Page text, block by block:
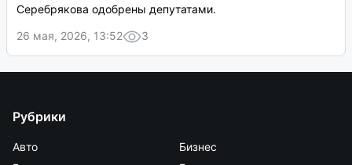
Серебрякова одобрены депутатами.
26 мая, 2026, 13:52
3
Рубрики
Авто
Бизнес